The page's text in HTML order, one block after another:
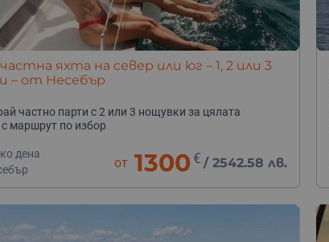
яхта на север или юг – 1, 2 или 3
– от Несебър
частно парти с 2 или 3 нощувки за цялата
маршрут по избор
дена
от 1300 € /2542.58 лв.